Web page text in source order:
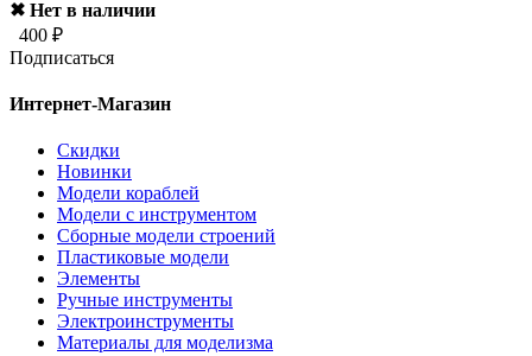
✖ Нет в наличии
400 ₽
Подписаться
Интернет-Магазин
Скидки
Новинки
Модели кораблей
Модели с инструментом
Сборные модели строений
Пластиковые модели
Элементы
Ручные инструменты
Электроинструменты
Материалы для моделизма